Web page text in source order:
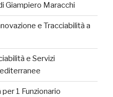
Giampiero Maracchi
e Tracciabilità a
e Servizi
1 Funzionario